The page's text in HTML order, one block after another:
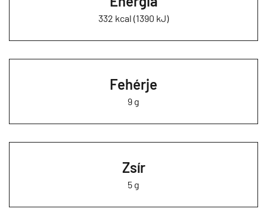
332 kcal (1390 kJ)
Fehérje
9 g
Zsír
5 g